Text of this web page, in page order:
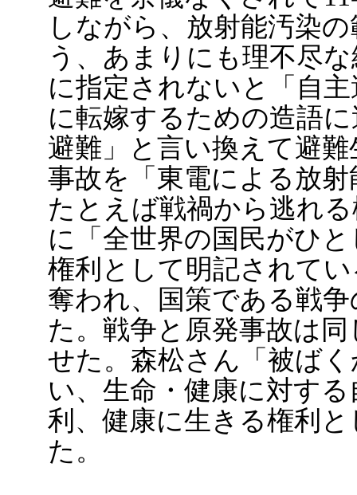
しながら、放射能汚染
う、あまりにも理不尽
に指定されないと「自
に転嫁するための造語
避難」と言い換えて避
事故を「東電による放
たとえば戦禍から逃れ
に「全世界の国民がひ
権利として明記されて
奪われ、国策である戦
た。戦争と原発事故は
せた。森松さん「被ば
い、生命・健康に対す
利、健康に生きる権利
た。